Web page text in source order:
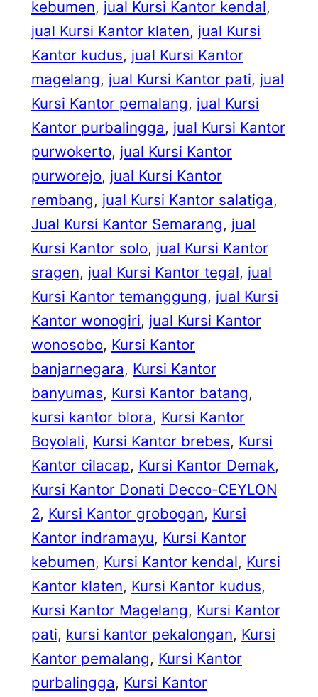
kebumen, jual Kursi Kantor kendal
jual Kursi Kantor klaten, jual Kursi
Kantor kudus, jual Kursi Kantor
magelang, jual Kursi Kantor pati, jual
Kursi Kantor pemalang, jual Kursi
Kantor purbalingga, jual Kursi Kantor
purwokerto, jual Kursi Kantor
purworejo, jual Kursi Kantor
rembang, jual Kursi Kantor salatiga
Jual Kursi Kantor Semarang, jual
Kursi Kantor solo, jual Kursi Kantor
sragen, jual Kursi Kantor tegal, jual
Kursi Kantor temanggung, jual Kursi
Kantor wonogiri, jual Kursi Kantor
wonosobo, Kursi Kantor
banjarnegara, Kursi Kantor
banyumas, Kursi Kantor batang
kursi kantor blora, Kursi Kantor
Boyolali, Kursi Kantor brebes, Kursi
Kantor cilacap, Kursi Kantor Demak
Kursi Kantor Donati Decco-CEYLON
2, Kursi Kantor grobogan, Kursi
Kantor indramayu, Kursi Kantor
kebumen, Kursi Kantor kendal, Kursi
Kantor klaten, Kursi Kantor kudus
Kursi Kantor Magelang, Kursi Kantor
pati, kursi kantor pekalongan, Kursi
Kantor pemalang, Kursi Kantor
purbalingga, Kursi Kantor